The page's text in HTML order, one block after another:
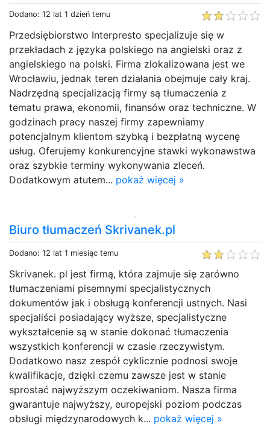
Dodano: 12 lat 1 dzień temu
Przedsiębiorstwo Interpresto specjalizuje się w
przekładach z języka polskiego na angielski oraz z
angielskiego na polski. Firma zlokalizowana jest we
Wrocławiu, jednak teren działania obejmuje cały kraj.
Nadrzędną specjalizacją firmy są tłumaczenia z
tematu prawa, ekonomii, finansów oraz techniczne. W
godzinach pracy naszej firmy zapewniamy
potencjalnym klientom szybką i bezpłatną wycenę
usług. Oferujemy konkurencyjne stawki wykonawstwa
oraz szybkie terminy wykonywania zleceń.
Dodatkowym atutem... pokaż więcej »
Biuro tłumaczeń Skrivanek.pl
Dodano: 12 lat 1 miesiąc temu
Skrivanek. pl jest firmą, która zajmuje się zarówno
tłumaczeniami pisemnymi specjalistycznych
dokumentów jak i obsługą konferencji ustnych. Nasi
specjaliści posiadający wyższe, specjalistyczne
wykształcenie są w stanie dokonać tłumaczenia
wszystkich konferencji w czasie rzeczywistym.
Dodatkowo nasz zespół cyklicznie podnosi swoje
kwalifikacje, dzięki czemu zawsze jest w stanie
sprostać najwyższym oczekiwaniom. Nasza firma
gwarantuje najwyższy, europejski poziom podczas
obsługi międzynarodowych k... pokaż więcej »